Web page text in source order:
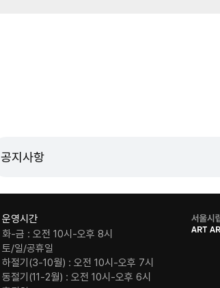
공지사항
운영시간
화-금 : 오전 10시-오후 8시
토/일/공휴일
하절기(3-10월) : 오전 10시-오후 7시
동절기(11-2월) : 오전 10시-오후 6시
로
고